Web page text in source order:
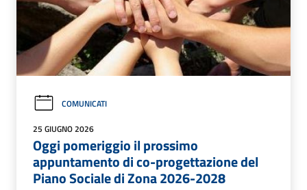
COMUNICATI
25 GIUGNO 2026
Oggi pomeriggio il prossimo
appuntamento di co-progettazione del
Piano Sociale di Zona 2026-2028